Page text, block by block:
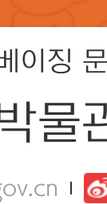
이징
물